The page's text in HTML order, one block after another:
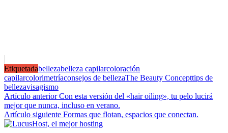
Etiquetadabellezabelleza capilarcoloración
capilarcolorimetríaconsejos de bellezaThe Beauty Concepttips de
bellezavisagismo
Navegación
de
entradas
Artículo anterior Con esta versión del «hair oiling», tu pelo lucirá
mejor que nunca, incluso en verano.
Artículo siguiente Formas que flotan, espacios que conectan.